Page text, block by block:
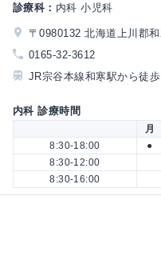
診療科： 内科 小児科
〒0980132 北海道上川郡
0165-32-3612
JR宗谷本線和寒駅から徒
内科 診療時間
月
8:30-18:00
●
8:30-12:00
8:30-16:00